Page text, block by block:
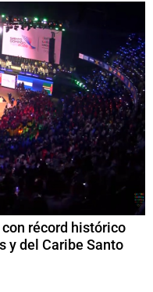
récord histórico
y del Caribe Santo